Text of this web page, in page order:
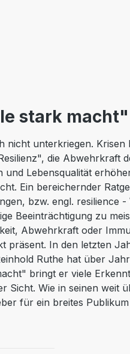
stark macht"
unterkriegen.
die Abwehrkraft
Lebensqualität
Ein bereichernder
bzw. engl. resilience
Beeinträchtigung zu
Abwehrkraft oder
In den letzten
Ruthe hat über
bringt er viele
Wie in seinen weit
für ein breites